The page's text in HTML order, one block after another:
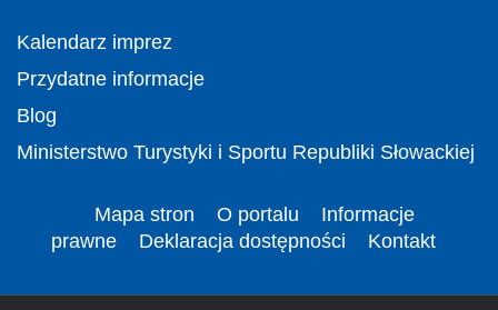
Kalendarz imprez
Przydatne informacje
Blog
Ministerstwo Turystyki i Sportu Republiki Słowackiej
Mapa stron O portalu
Informacje
prawne
Deklaracja dostępności Kontakt